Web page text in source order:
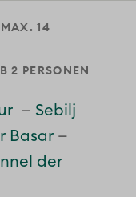
MAX. 14
2 PERSONEN
Sebilj
Basar
der